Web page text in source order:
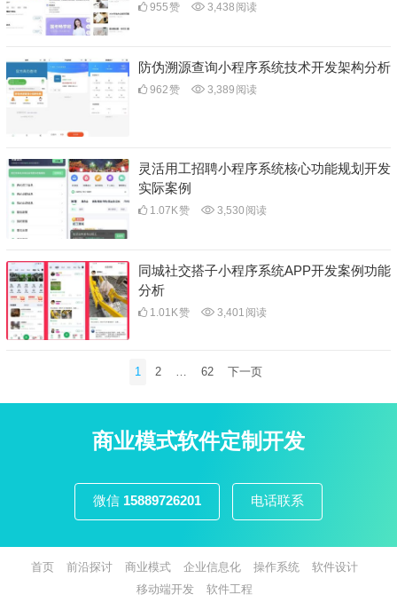
955赞 3,438 阅读
防伪溯源查询小程序系统技术开发架构分析
962赞 3,389 阅读
灵活用工招聘小程序系统核心功能规划开发
实际案例
1.07K赞 3,530 阅读
同城社交搭子小程序系统APP开发案例功能
分析
1.01K赞 3,401 阅读
分
1 2 62 下一页
商业模式软件定制开发
微信 15889726201 电话联系
首页 前沿探讨 商业模式 企业信息化 操作系统
软件设计
移动端开发
软件工程